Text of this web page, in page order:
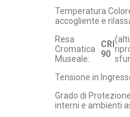
Temperatura
accogliente e
Resa
Cromatica
Museale:
CRI
90
Tensione in
Grado di
interni e ambienti